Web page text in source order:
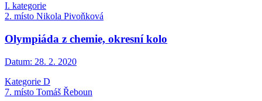
I. kategorie
2. místo Nikola Pivoňková
Olympiáda z chemie, okresní kolo
Datum: 28. 2. 2020
Kategorie D
7. místo Tomáš Řeboun